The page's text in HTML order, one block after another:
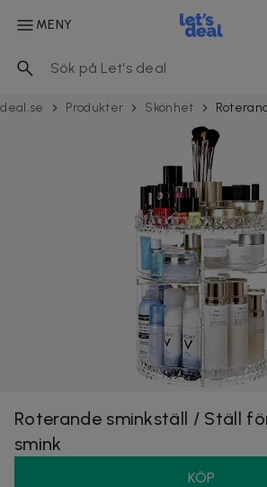
MENY
Produkter Skönhet
Roterande sminkställ / Ställ
smink
KÖP